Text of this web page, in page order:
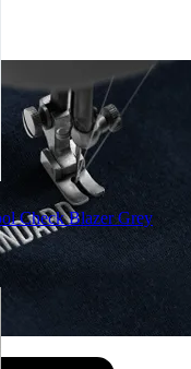
Check Blazer Grey